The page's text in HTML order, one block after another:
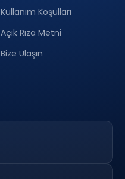
Kullanım Koşulları
Açık Rıza Metni
Bize Ulaşın